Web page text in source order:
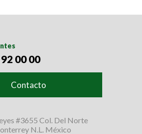
00 00
Contacto
#3655 Col. Del Norte
N.L. México